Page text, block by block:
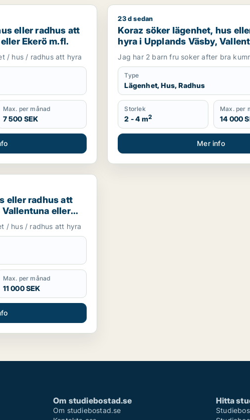
radhus att hyra i Värmdö, Järfälla eller Ekerö m.fl.
eller radhus att
Ekerö m.fl.
/ hus / radhus att hyra
Max. per månad
7 500 SEK
Koraz söker lägenhet, hus eller
23 d sedan
Koraz söker lägenhet, hus
hyra i Upplands Väsby,
Järfälla m.fl.
Jag har 2 barn fru soker after bra
Type
Lägenhet, Hus, Radhus
Storlek
2 - 4 m2
Max. per
14 000
Mer info
radhus att hyra i Upplands Väsby, Vallentuna eller Österåker
eller radhus att
Vallentuna eller
/ hus / radhus att hyra
Max. per månad
11 000 SEK
Om studiebostad.se
Om studiebostad.se
Hitta